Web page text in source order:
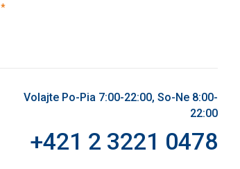
*(povinné)
Volajte Po-Pia 7:00-22:00, So-Ne 8:00-
22:00
+421 2 3221 0478